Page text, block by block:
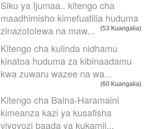
Siku ya Ijumaa.. kitengo cha
maadhimisho kimefuatilia huduma
zinazotolewa na maw...
(53 Kuangalia)
Kitengo cha kulinda nidhamu
kinatoa huduma za kibinaadamu
kwa zuwaru wazee na wa...
(60 Kuangalia)
Kitengo cha Baina-Haramaini
kimeanza kazi ya kusafisha
viyoyozi baada ya kukamil...